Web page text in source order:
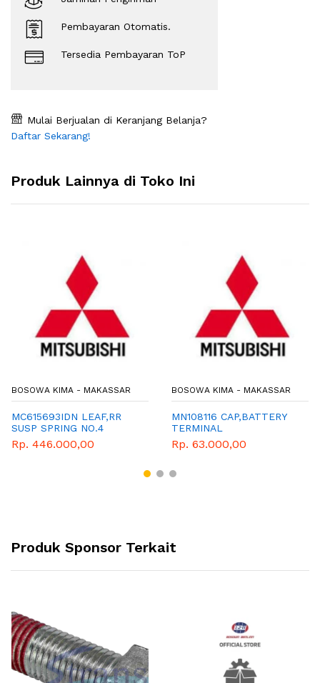
Pembayaran Otomatis.
Tersedia Pembayaran ToP
Mulai Berjualan di Keranjang Belanja?
Daftar Sekarang!
Produk Lainnya di Toko Ini
BOSOWA KIMA - MAKASSAR
MC615693IDN LEAF,RR
SUSP SPRING NO.4
Rp. 446.000,00
BOSOWA KIMA - MAKASSAR
MN108116 CAP,BATTERY
TERMINAL
Rp. 63.000,00
Produk Sponsor Terkait